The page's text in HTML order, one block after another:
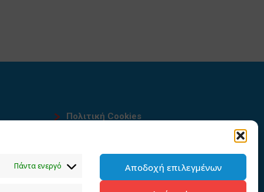
Πάντα ενεργό Αποδοχή επιλεγμένων
Πολιτική Cookies
Πολιτική προστασίας
προσωπικών δεδομένων του
παρόντος ιστότοπου